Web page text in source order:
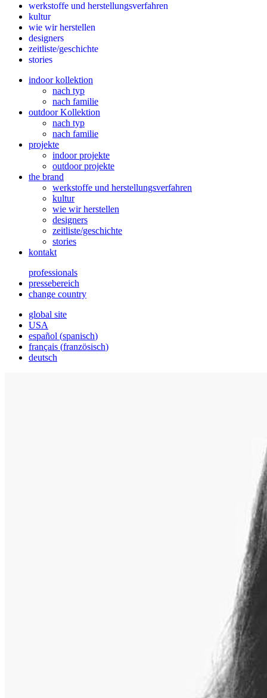
werkstoffe und herstellungsverfahren
kultur
wie wir herstellen
designers
zeitliste/geschichte
stories
indoor kollektion
nach typ
nach familie
outdoor Kollektion
nach typ
nach familie
projekte
indoor projekte
outdoor projekte
the brand
werkstoffe und herstellungsverfahren
kultur
wie wir herstellen
designers
zeitliste/geschichte
stories
kontakt
professionals
pressebereich
change country
global site
USA
español (spanisch)
français (französisch)
deutsch